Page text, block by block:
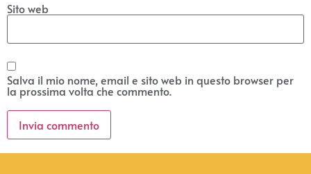
Sito web
Salva il mio nome, email e sito web in questo browser per
la prossima volta che commento.